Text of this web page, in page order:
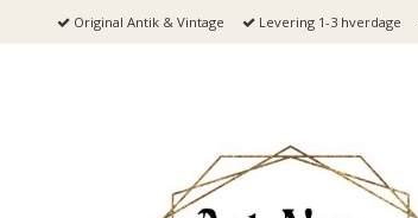
Original Antik & Vintage Levering 1-3 hverdage